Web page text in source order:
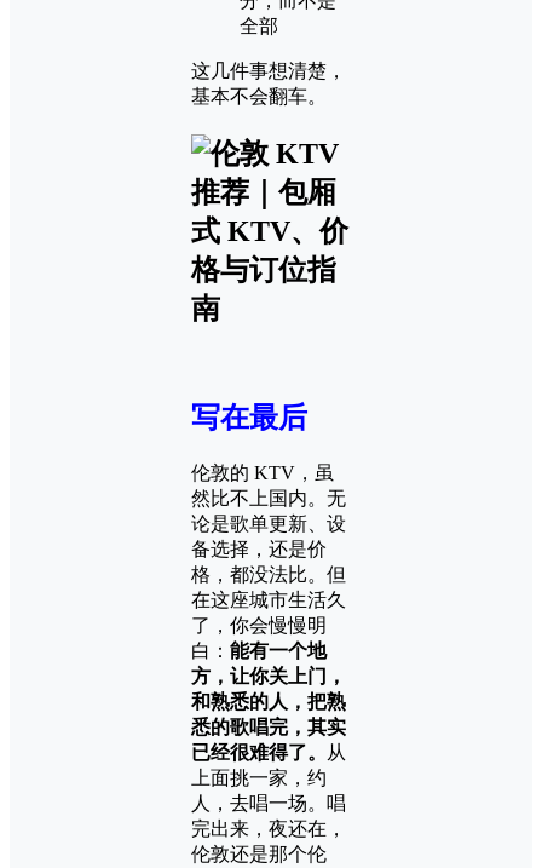
全部
这几件事想清楚，
基本不会翻车。
写在最后
伦敦的 KTV，虽
然比不上国内。无
论是歌单更新、设
备选择，还是价
格，都没法比。但
在这座城市生活久
了，你会慢慢明
白： 能有一个地
方，让你关上门，
和熟悉的人，把熟
悉的歌唱完，其实
已经很难得了。
从
上面挑一家，约
人，去唱一场。唱
完出来，夜还在，
伦敦还是那个伦